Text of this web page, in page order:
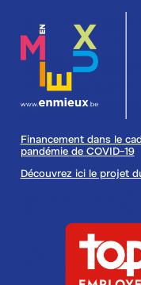
Financement dans le
pandémie de COVID-19
Découvrez ici le projet